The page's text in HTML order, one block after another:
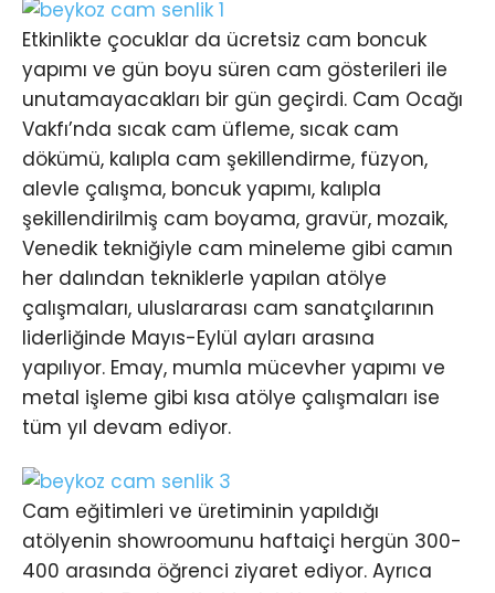
Etkinlikte çocuklar da ücretsiz cam boncuk
yapımı ve gün boyu süren cam gösterileri ile
unutamayacakları bir gün geçirdi. Cam Ocağı
Vakfı’nda sıcak cam üfleme, sıcak cam
dökümü, kalıpla cam şekillendirme, füzyon,
alevle çalışma, boncuk yapımı, kalıpla
şekillendirilmiş cam boyama, gravür, mozaik,
Venedik tekniğiyle cam mineleme gibi camın
her dalından tekniklerle yapılan atölye
çalışmaları, uluslararası cam sanatçılarının
liderliğinde Mayıs-Eylül ayları arasına
yapılıyor. Emay, mumla mücevher yapımı ve
metal işleme gibi kısa atölye çalışmaları ise
tüm yıl devam ediyor.
Cam eğitimleri ve üretiminin yapıldığı
atölyenin showroomunu haftaiçi hergün 300-
400 arasında öğrenci ziyaret ediyor. Ayrıca